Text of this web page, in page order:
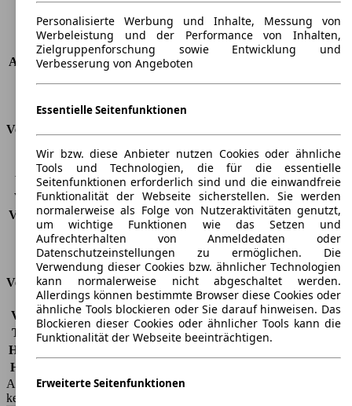
Sitze
2
Dachlast
-
Anhängelast (ungebremst) 400 kg
Verbrauch
CO2 Emissionen*
138 g/km (komb.)
Verbrauch (Stadt)
6,3 l/100km
Verbrauch (Land)
4,7 l/100km
Verbrauch (komb.)* 5,2 l/100km
Schadstoffklasse
EU6b
Tankinhalt
45 l
Versicherungsklassen
Vollkasko -
Teilkasko -
Haftpflicht
HSN/TSN
AutoScout24 GmbH übernimmt für die Richtigkeit der Angaben
keine Gewähr.
Personalisierte Werbung und Inhalte, Messung von
Werbeleistung und der Performance von Inhalten,
Zielgruppenforschung sowie Entwicklung und
Verbesserung von Angeboten
Essentielle Seitenfunktionen
Wir bzw. diese Anbieter nutzen Cookies oder ähnliche
Tools und Technologien, die für die essentielle
Seitenfunktionen erforderlich sind und die einwandfreie
Funktionalität der Webseite sicherstellen. Sie werden
normalerweise als Folge von Nutzeraktivitäten genutzt,
um wichtige Funktionen wie das Setzen und
Aufrechterhalten von Anmeldedaten oder
Datenschutzeinstellungen zu ermöglichen. Die
Verwendung dieser Cookies bzw. ähnlicher Technologien
kann normalerweise nicht abgeschaltet werden.
Allerdings können bestimmte Browser diese Cookies oder
ähnliche Tools blockieren oder Sie darauf hinweisen. Das
Blockieren dieser Cookies oder ähnlicher Tools kann die
Funktionalität der Webseite beeinträchtigen.
Erweiterte Seitenfunktionen